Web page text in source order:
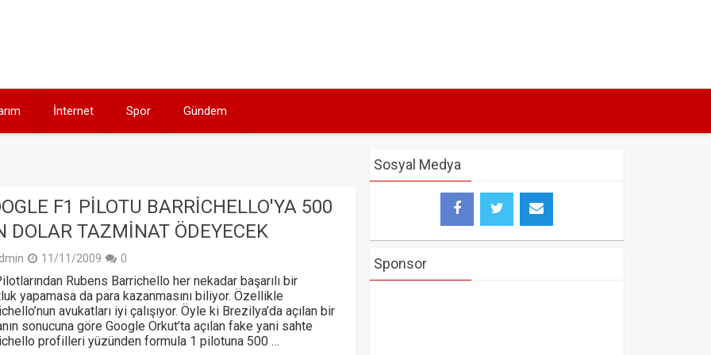
İnternet Spor Gündem
F1 PILOTU BARRICHELLO'YA 500
DOLAR TAZMINAT ÖDEYECEK
11/11/2009 0
Rubens Barrichello her nekadar başarılı bir
yapamasa da para kazanmasını biliyor. Özellikle
avukatları iyi çalışıyor. Öyle ki Brezilya’da açılan bir
sonucuna göre Google Orkut’ta açılan fake yani sahte
profilleri yüzünden formula 1 pilotuna 500 …
Sosyal Medya
Sponsor